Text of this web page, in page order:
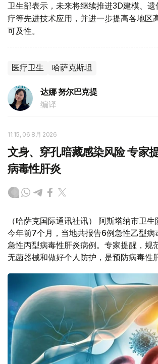
卫生部表示，未来将继续推进3D建模、遗
疗等先进技术应用，并进一步提高各地区
可及性。
医疗卫生 哈萨克斯坦
达娜 努尔巴克提
编译
11:15, 06 8月 2026
文身、穿孔暗藏感染风险 专家
病毒性肝炎
（哈萨克国际通讯社讯） 阿斯塔纳市卫生
今年前7个月，当地共报告6例急性乙型病
急性丙型病毒性肝炎病例。专家提醒，规
无菌器械和做好个人防护，是预防病毒性